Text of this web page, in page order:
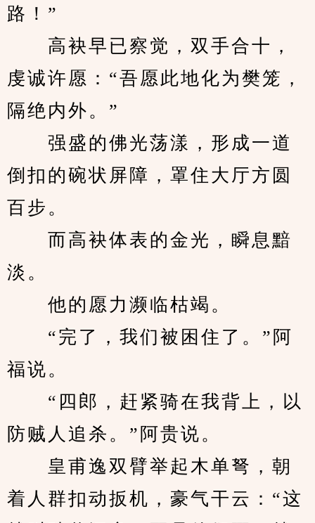
路！”
高袂早已察觉，双手合十，
虔诚许愿：“吾愿此地化为樊笼，
隔绝内外。”
强盛的佛光荡漾，形成一道
倒扣的碗状屏障，罩住大厅方圆
百步。
而高袂体表的金光，瞬息黯
淡。
他的愿力濒临枯竭。
“完了，我们被困住了。”阿
福说。
“四郎，赶紧骑在我背上，以
防贼人追杀。”阿贵说。
皇甫逸双臂举起木单弩，朝
着人群扣动扳机，豪气干云：“这